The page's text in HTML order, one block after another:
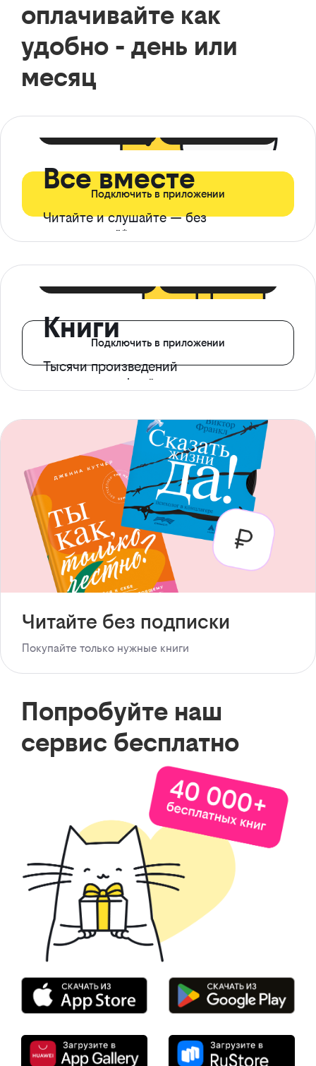
оплачивайте как
удобно - день или
месяц
Все вместе
Читайте и слушайте — без
ограничений*
Подключить в приложении
Книги
Тысячи произведений
с доступом офлайн
Подключить в приложении
Читайте без подписки
Покупайте только нужные книги
Попробуйте наш
сервис бесплатно